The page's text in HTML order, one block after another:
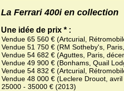
La Ferrari 400i en collection
Une idée de prix * :
Vendue 65 560 € (Artcurial,
Vendue 51 750 € (RM Sotheby's,
Vendue 54 682 € (Aguttes, Paris,
Vendue 49 900 € (Bonhams, Quail
Vendue 54 832 € (Artcurial,
Vendue 48 000 € (Leclere Drouot, avril
25000 - 35000 € (2013)